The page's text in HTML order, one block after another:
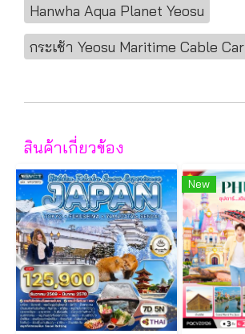
Hanwha Aqua Planet Yeosu
กระเช้า Yeosu Maritime Cable Car
สินค้าเกี่ยวข้อง
New